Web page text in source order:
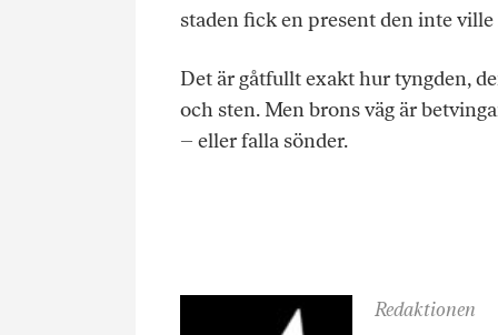
staden fick en present den inte ville
Det är gåtfullt exakt hur tyngden,
och sten. Men brons väg är
– eller falla sönder.
Redaktionen